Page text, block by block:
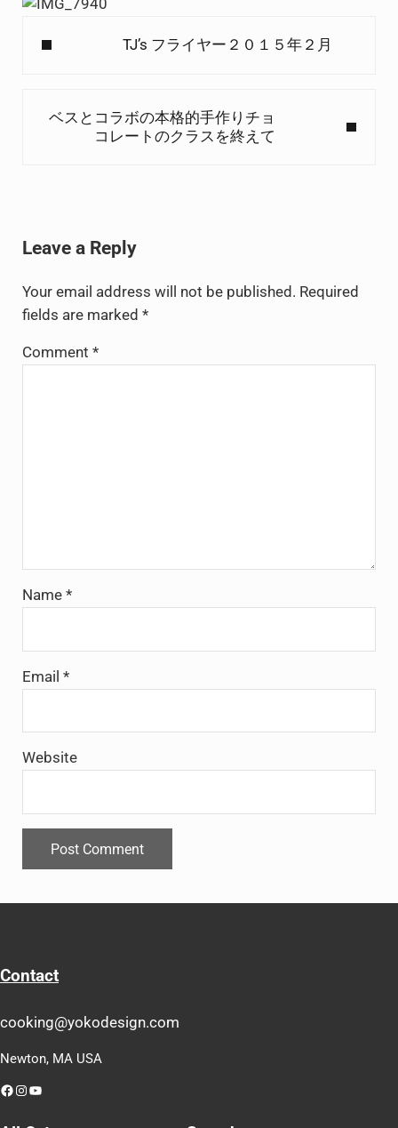
TJ’s フライヤー２０１５年２月
ベスとコラボの本格的手作りチョ
コレートのクラスを終えて
Leave a Reply
Your email address will not be published. Required
fields are marked *
Comment *
Name *
Email *
Website
Contact
cooking@yokodesign.com
Newton, MA USA
Facebook
Instagram
YouTube